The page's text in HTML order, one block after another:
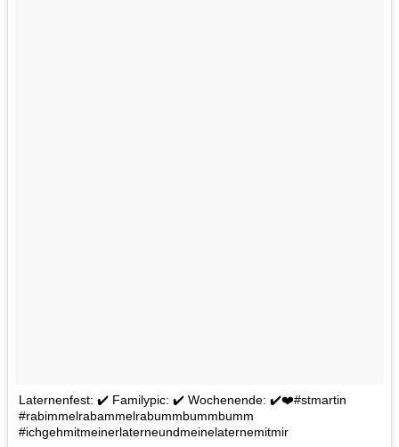
Laternenfest: ✔️ Familypic: ✔️ Wochenende: ✔️‍‍‍❤️#stmartin
#rabimmelrabammelrabummbummbumm
#ichgehmitmeinerlaterneundmeinelaternemitmir